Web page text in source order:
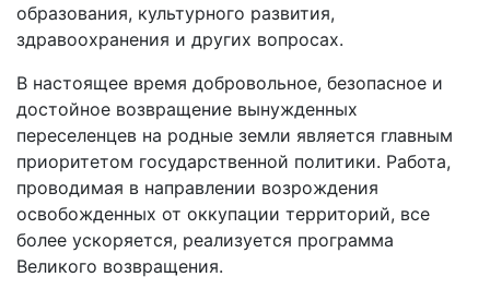
образования, культурного развития,
здравоохранения и других вопросах.
В настоящее время добровольное, безопасное и
достойное возвращение вынужденных
переселенцев на родные земли является главным
приоритетом государственной политики. Работа,
проводимая в направлении возрождения
освобожденных от оккупации территорий, все
более ускоряется, реализуется программа
Великого возвращения.